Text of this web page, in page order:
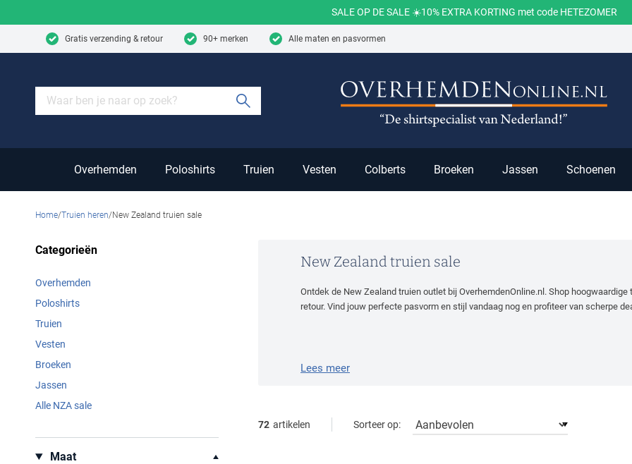
SALE OP DE SALE ☀️10% EXTRA KORTING met code HETEZOMER
Gratis verzending & retour 90+ merken Alle maten en pasvormen
Overhemden Poloshirts Truien Vesten Colberts Broeken Jassen Schoenen
Home Truien heren New Zealand truien sale
New Zealand truien sale
Ontdek de New Zealand truien outlet bij OverhemdenOnline.nl. Shop
retour. Vind jouw perfecte pasvorm en stijl vandaag nog en profiteer van scherpe
Lees meer
Categorieën
Overhemden
Poloshirts
Truien
Vesten
Broeken
Jassen
Alle NZA sale
Maat
72 artikelen Sorteer op: